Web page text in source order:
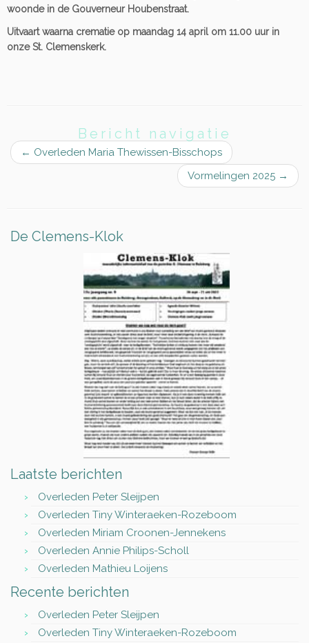
woonde in de Gouverneur Houbenstraat.
Uitvaart waarna crematie op maandag 14 april om 11.00 uur in
onze St. Clemenskerk.
Bericht navigatie
← Overleden Maria Thewissen-Bisschops
Vormelingen 2025 →
De Clemens-Klok
Laatste berichten
Overleden Peter Sleijpen
Overleden Tiny Winteraeken-Rozeboom
Overleden Miriam Croonen-Jennekens
Overleden Annie Philips-Scholl
Overleden Mathieu Loijens
Recente berichten
Overleden Peter Sleijpen
Overleden Tiny Winteraeken-Rozeboom